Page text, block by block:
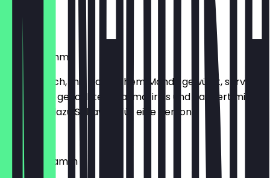
€ 98,00
Mandy Lamm
Lammfleisch, mit klassischem Mandy gewürzt, serviert
mit dampf gekochtem Basmatireis und garniert mit
Mandeln, dazu Sahawiq (für eine Person)
€ 18,00
Haneeth Lamm